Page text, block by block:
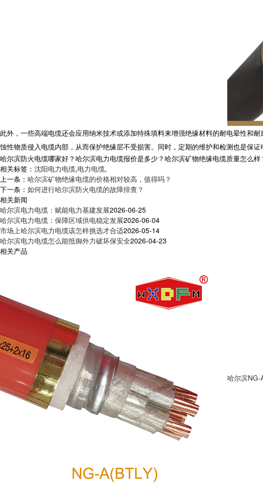
此外，一些高端电缆还会应用纳米技术或添加特殊填料来增强绝缘材料的耐电晕性和
蚀性物质侵入电缆内部，从而保护绝缘层不受损害。同时，定期的维护和检测也是保
哈尔滨防火电缆哪家好？哈尔滨电力电缆报价是多少？哈尔滨矿物绝缘电缆质量怎么
相关标签： 沈阳电力电缆,电力电缆,
上一条： 哈尔滨矿物绝缘电缆的价格相对较高，值得吗？
下一条： 如何进行哈尔滨防火电缆的故障排查？
相关新闻
哈尔滨电力电缆：赋能电力基建发展2026-06-25
哈尔滨电力电缆：保障区域供电稳定发展2026-06-04
市场上哈尔滨电力电缆该怎样挑选才合适2026-05-14
哈尔滨电力电缆怎么能抵御外力破坏保安全2026-04-23
相关产品
哈尔滨NG-